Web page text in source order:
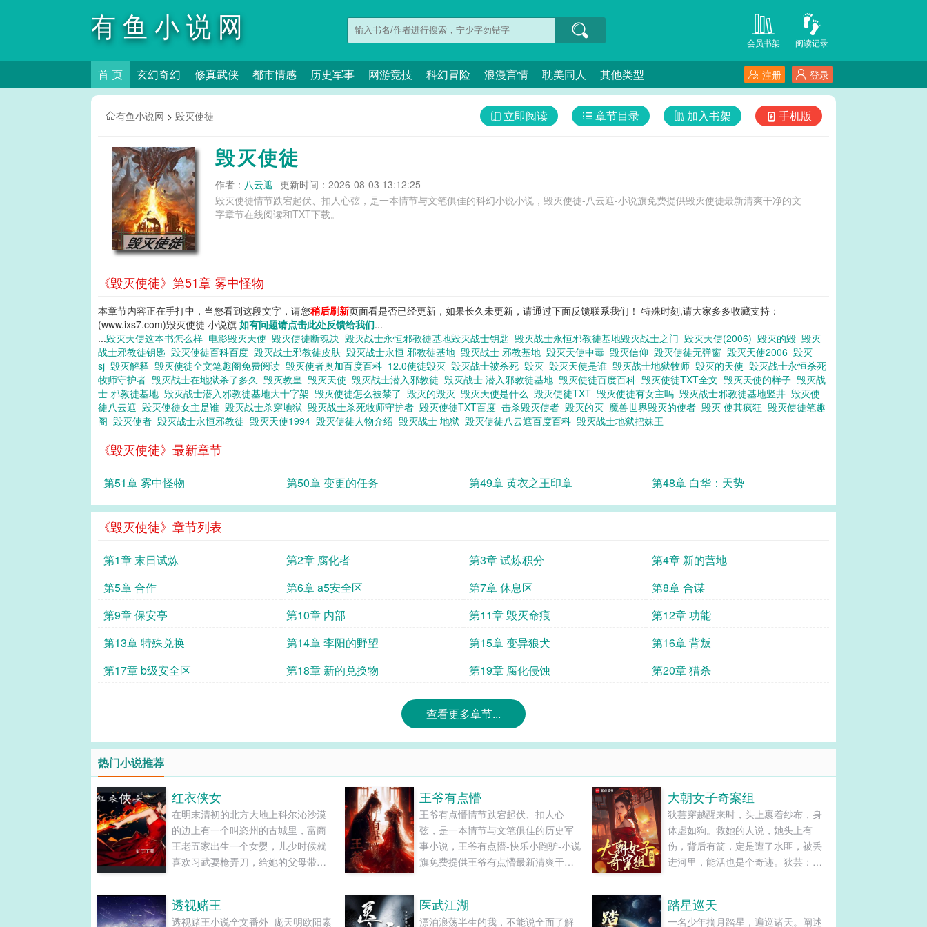
有鱼小说网 阅读记录
会员书架
首 页 玄幻奇幻 修真武侠 都市情感 历史军事 网游竞技 科幻冒险 浪漫言情 耽美同人 其他类型 登录
注册
有鱼小说网 > 毁灭使徒 手机版
加入书架
章节目录
立即阅读
毁灭使徒
作者： 八云遮 更新时间：2026-08-03 13:12:25
毁灭使徒情节跌宕起伏、扣人心弦，是一本情节与文笔俱佳的科幻小说小说，毁灭使徒-八云遮-小说旗免费提供毁灭使徒最新清爽干净的文
字章节在线阅读和TXT下载。
《毁灭使徒》第51章 雾中怪物
本章节内容正在手打中，当您看到这段文字，请您稍后刷新页面看是否已经更新，如果长久未更新，请通过下面反馈联系我们！ 特殊时刻,请大家多多收藏支持：
(www.ixs7.com)毁灭使徒 小说旗 如有问题请点击此处反馈给我们...
...毁灭天使这本书怎么样 电影毁灭天使 毁灭使徒断魂决 毁灭战士永恒邪教徒基地毁灭战士钥匙 毁灭战士永恒邪教徒基地毁灭战士之门 毁灭天使(2006) 毁灭的毁 毁灭
战士邪教徒钥匙 毁灭使徒百科百度 毁灭战士邪教徒皮肤 毁灭战士永恒 邪教徒基地 毁灭战士 邪教基地 毁灭天使中毒 毁灭信仰 毁灭使徒无弹窗 毁灭天使2006 毁灭
sj 毁灭解释 毁灭使徒全文笔趣阁免费阅读 毁灭使者奥加百度百科 12.0使徒毁灭 毁灭战士被杀死 毁灭 毁灭天使是谁 毁灭战士地狱牧师 毁灭的天使 毁灭战士永恒杀死
牧师守护者 毁灭战士在地狱杀了多久 毁灭教皇 毁灭天使 毁灭战士潜入邪教徒 毁灭战士 潜入邪教徒基地 毁灭使徒百度百科 毁灭使徒TXT全文 毁灭天使的样子 毁灭战
士 邪教徒基地 毁灭战士潜入邪教徒基地大十字架 毁灭使徒怎么被禁了 毁灭的毁灭 毁灭天使是什么 毁灭使徒TXT 毁灭使徒有女主吗 毁灭战士邪教徒基地竖井 毁灭使
徒八云遮 毁灭使徒女主是谁 毁灭战士杀穿地狱 毁灭战士杀死牧师守护者 毁灭使徒TXT百度 击杀毁灭使者 毁灭的灭 魔兽世界毁灭的使者 毁灭 使其疯狂 毁灭使徒笔趣
阁 毁灭使者 毁灭战士永恒邪教徒 毁灭天使1994 毁灭使徒人物介绍 毁灭战士 地狱 毁灭使徒八云遮百度百科 毁灭战士地狱把妹王
《毁灭使徒》最新章节
第51章 雾中怪物 第50章 变更的任务 第49章 黄衣之王印章 第48章 白华：天势
《毁灭使徒》章节列表
第1章 末日试炼 第2章 腐化者 第3章 试炼积分
第4章 新的营地
第5章 合作
第6章 a5安全区 第7章 休息区
第8章 合谋
第9章 保安亭
第10章 内部 第11章 毁灭命痕
第12章 功能
第13章 特殊兑换
第14章 李阳的野望 第15章 变异狼犬
第16章 背叛
第17章 b级安全区
第18章 新的兑换物 第19章 腐化侵蚀 第20章 猎杀
查看更多章节...
热门小说推荐
红衣侠女
在明末清初的北方大地上科尔沁沙漠
的边上有一个叫恣州的古城里，富商
王老五家出生一个女婴，儿少时候就
喜欢习武耍枪弄刀，给她的父母带来
头。这个丫头长大了可不得了，行侠
王爷有点懵
王爷有点懵情节跌宕起伏、扣人心
弦，是一本情节与文笔俱佳的历史军
事小说，王爷有点懵-快乐小跑驴-小说
旗免费提供王爷有点懵最新清爽干净
大朝女子奇案组
狄芸穿越醒来时，头上裹着纱布，身
体虚如狗。救她的人说，她头上有
伤，背后有箭，定是遭了水匪，被丢
进河里，能活也是个奇迹。狄芸：不
不能稀里糊涂再死。谁能想，遇到一
透视赌王
透视赌王小说全文番外_庞天明欧阳素
医武江湖
漂泊浪荡半生的我，不能说全面了解
踏星巡天
一名少年摘月踏星，遍巡诸天。阐述